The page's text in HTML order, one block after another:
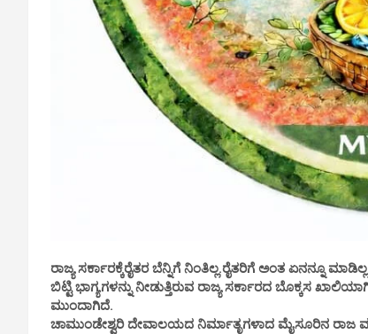
ರಾಜ್ಯ ಸರ್ಕಾರಕ್ಕೆರೈತರ ಬೆನ್ನಿಗೆ ನಿಂತಿಲ್ಲ.ರೈತರಿಗೆ ಅಂತ ಏನನ್ನೂ
ಬಿಟ್ಟಿ ಭಾಗ್ಯಗಳನ್ನು ನೀಡುತ್ತಿರುವ ರಾಜ್ಯ ಸರ್ಕಾರದ ಬೊಕ್ಕಸ
ಮುಂದಾಗಿದೆ.
ಚಾಮುಂಡೇಶ್ವರಿ ದೇವಾಲಯದ ನಿರ್ಮಾತೃಗಳಾದ ಮೈಸೂರಿನ ರಾಜ